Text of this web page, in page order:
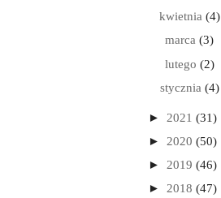
kwietnia (4)
marca (3)
lutego (2)
stycznia (4)
► 2021 (31)
► 2020 (50)
► 2019 (46)
► 2018 (47)